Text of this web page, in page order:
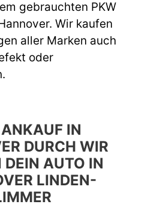
gebrauchten PKW
Wir kaufen
aller Marken auch
oder
IN
DURCH WIR
DEIN AUTO IN
LINDEN-